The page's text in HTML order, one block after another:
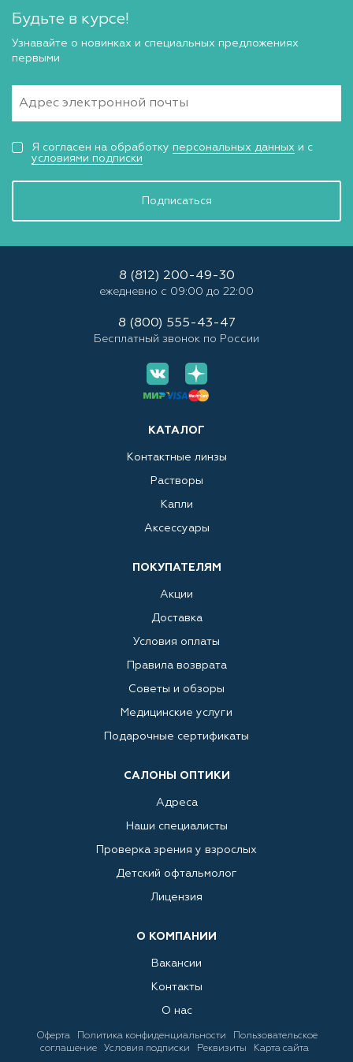
Будьте в курсе!
Узнавайте о новинках и специальных предложениях
первыми
Подписаться
Я согласен на обработку персональных данных и с
условиями подписки
КАТАЛОГ
Контактные линзы
Растворы
Капли
Аксессуары
ПОКУПАТЕЛЯМ
Акции
Доставка
Условия оплаты
Правила возврата
Советы и обзоры
Медицинские услуги
Подарочные сертификаты
САЛОНЫ ОПТИКИ
Адреса
Наши специалисты
Проверка зрения у взрослых
Детский офтальмолог
Лицензия
О КОМПАНИИ
Вакансии
Контакты
О нас
8 (812) 200-49-30
ежедневно с 09:00 до 22:00
8 (800) 555-43-47
Бесплатный звонок по России
Оферта Политика конфиденциальности
Пользовательское
соглашение
Условия подписки Реквизиты Карта сайта